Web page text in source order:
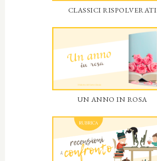
CLASSICI RISPOLVERATI
UN ANNO IN ROSA